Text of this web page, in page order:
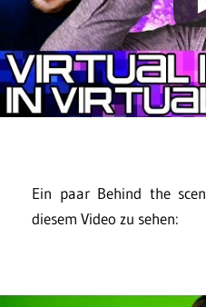
Ein paar Behind the
diesem Video zu sehen: